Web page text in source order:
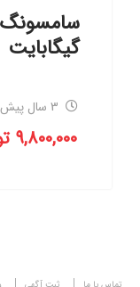
گیگابایت
3 سال پیش
9,800,000